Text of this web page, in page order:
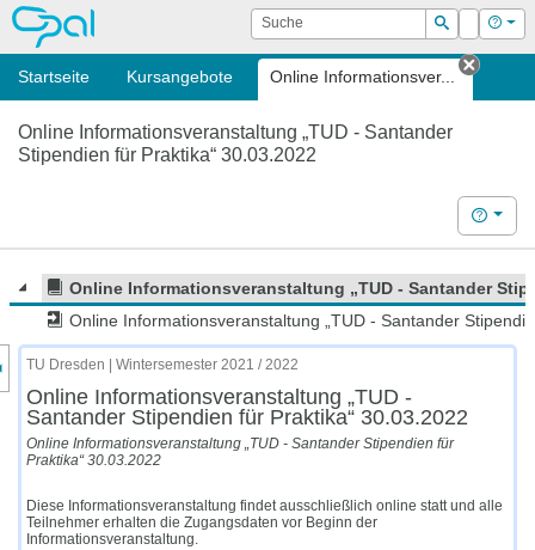
OPAL Suche
Suchen
Login Hilfe
Startseite Kursangebote Online Informationsver...
Tab
Online Informationsveranstaltung „TUD - Santander
Stipendien für Praktika“ 30.03.2022
Hilfe
Online Informationsveranstaltung „TUD - Santander
Online Informationsveranstaltung „TUD - Santander
des Kursmenüs
TU Dresden | Wintersemester 2021 / 2022
Online Informationsveranstaltung „TUD -
Santander Stipendien für Praktika“ 30.03.2022
Online Informationsveranstaltung „TUD - Santander Stipendien für
Praktika“ 30.03.2022
Diese Informationsveranstaltung findet ausschließlich online statt und alle
Teilnehmer erhalten die Zugangsdaten vor Beginn der
Informationsveranstaltung.